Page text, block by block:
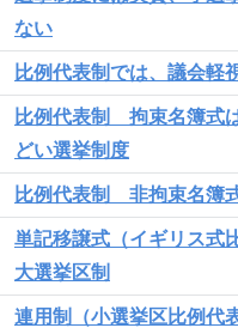
ない
比例代表制では、議会軽
比例代表制 拘束名簿式
どい選挙制度
比例代表制 非拘束名簿
単記移譲式（イギリス式
大選挙区制
連用制（小選挙区比例代